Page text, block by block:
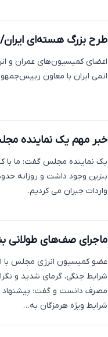
طرح بزرگ هسته‌ای
اعضای کمیسیون‌های عمران و
اتمی ایران با معاون
خبر مهم یک نماینده
یک نماینده مجلس گفت: ما با
واردات جبران می کردیم.
ماجرای صف‌های طولانی
عضو کمیسیون انرژی مجلس با
شرایط جنگی، گرمای شدید و
شرایط ویژه هرمزگان به…